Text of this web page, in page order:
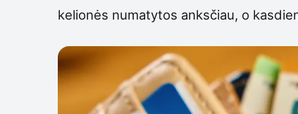
kelionės numatytos anksčiau, o